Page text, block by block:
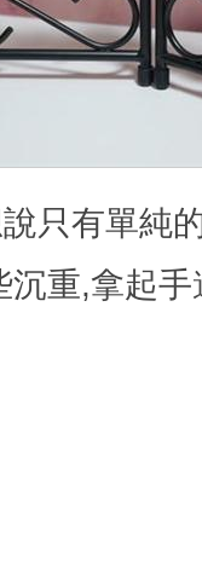
只有單純
重,拿起